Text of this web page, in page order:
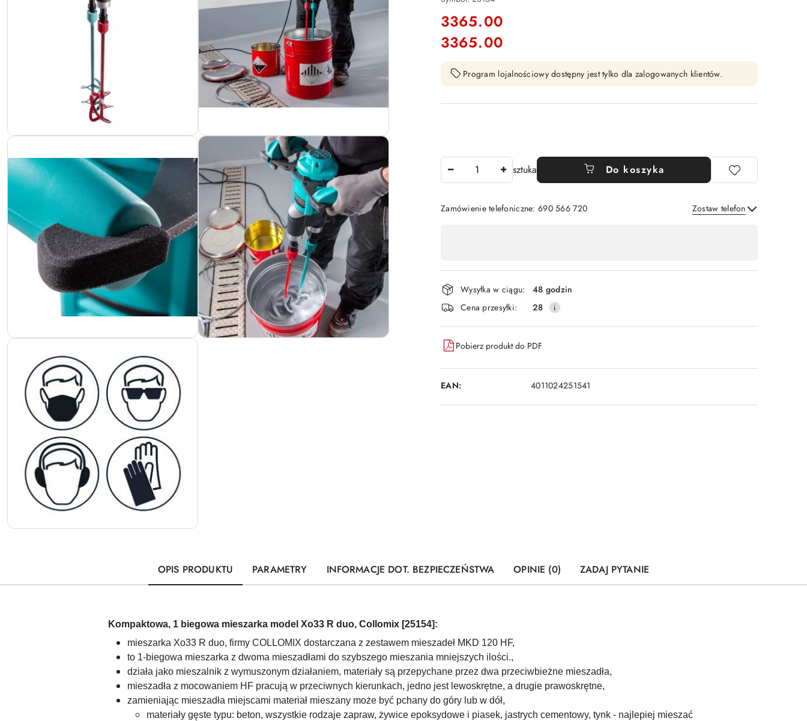
cena:
3365.00
Cena:
3365.00
Program lojalnościowy dostępny jest tylko dla zalogowanych klientów.
sztuka Do koszyka
Zamówienie telefoniczne: 690 566 720 Zostaw telefon
płatność
i
dostawa
Wysyłka w ciągu:
48 godzin
Cena przesyłki:
28
Pobierz produkt do PDF
EAN: 4011024251541
OPIS PRODUKTU PARAMETRY INFORMACJE DOT. BEZPIECZEŃSTWA OPINIE (0) ZADAJ PYTANIE
Kompaktowa, 1 biegowa mieszarka model Xo33 R duo, Collomix [25154]:
mieszarka Xo33 R duo, firmy COLLOMIX dostarczana z zestawem mieszadeł MKD 120 HF,
to 1-biegowa mieszarka z dwoma mieszadłami do szybszego mieszania mniejszych ilości.,
działa jako mieszalnik z wymuszonym działaniem, materiały są przepychane przez dwa przeciwbieżne mieszadła,
mieszadła z mocowaniem HF pracują w przeciwnych kierunkach, jedno jest lewoskrętne, a drugie prawoskrętne,
zamieniając mieszadła miejscami materiał mieszany może być pchany do góry lub w dół,
materiały gęste typu: beton, wszystkie rodzaje zapraw, żywice epoksydowe i piasek, jastrych cementowy, tynk - najlepiej mieszać